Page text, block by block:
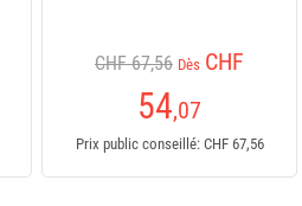
CHF 67,56 Dès CHF
54,07
Prix public conseillé: CHF 67,56